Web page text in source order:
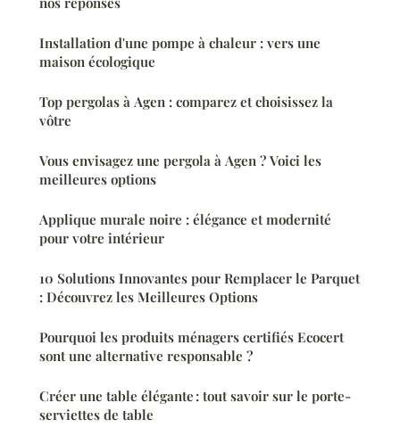
Installation d'une pompe à chaleur : vers une
maison écologique
Top pergolas à Agen : comparez et choisissez la
vôtre
Vous envisagez une pergola à Agen ? Voici les
meilleures options
Applique murale noire : élégance et modernité
pour votre intérieur
10 Solutions Innovantes pour Remplacer le Parquet
: Découvrez les Meilleures Options
Pourquoi les produits ménagers certifiés Ecocert
sont une alternative responsable ?
Créer une table élégante : tout savoir sur le porte-
serviettes de table